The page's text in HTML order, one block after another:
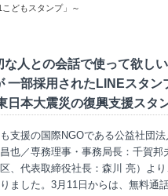
どもスタンプ」～
な人との会話で使って欲し
一部採用されたLINEスタン
日本大震災の復興支援スタ
支援の国際NGOである公益社団
也／専務理事・事務局長：千賀
、代表取締役社長：森川 亮）よ
ました。3月11日からは、無料通